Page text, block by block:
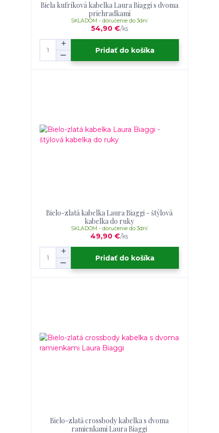
Biela kufríková kabelka Laura Biaggi s dvoma
priehradkami
54,90 €/ks
SKLADOM - doručenie do 3dní
Pridať do košíka
Bielo-zlatá kabelka Laura Biaggi - štýlová
kabelka do ruky
49,90 €/ks
SKLADOM - doručenie do 3dní
Pridať do košíka
Bielo-zlatá crossbody kabelka s dvoma
ramienkami Laura Biaggi